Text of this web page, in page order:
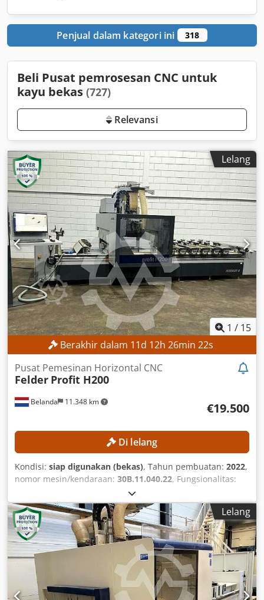
Penjual dalam kategori ini 318
Beli Pusat pemrosesan CNC untuk
kayu bekas (727)
Relevansi
Lelang
1 / 15
Berakhir dalam 11d 12h 26min 20s
Belanda 11.348 km
Pusat Pemesinan Horizontal CNC
Felder Profit H200
€19.500
Di lelang
Kondisi: siap digunakan (bekas), Tahun pembuatan: 2022,
nomor mesin/kendaraan: 30B.11.040.22, Fungsionalitas:
, RINCIAN TEKNIS Area kerja sumbu
X: 3.300 mm Area kerja sumbu Y: 1.280 mm Area kerja
sumbu Z: 250 mm Jarak tempuh sumbu X: 4.000 mm Jarak
tempuh sumbu Y: 1.670 mm Jarak tempuh sumbu Z: 500
mm Spindel pemotong Jumlah spindel pemotong: 1 unit
Kecepatan spindel maksimum: 24.000 RPM Daya motor
utama: 11 kW Sistem penjepit alat: HSK-F63 Konfigurasi
meja: Meja balok Panjang meja: 3.300 mm Lebar meja:
1.280 mm Penjepitan material: Pneumatik Unit
Lelang